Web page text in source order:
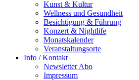
Kunst & Kultur
Wellness und Gesundheit
Besichtigung & Führung
Konzert & Nightlife
Monatskalender
Veranstaltungsorte
Info / Kontakt
Newsletter Abo
Impressum